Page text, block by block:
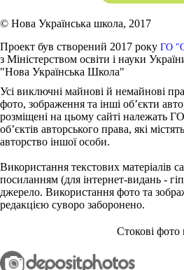
© Нова Українська школа, 2017
Проект був створений 2017 року ГО
з Міністерством освіти і науки
"Нова Українська Школа"
Усі виключні майнові й немайнові
фото, зображення та інші об’єкти
розміщені на цьому сайті належать
об’єктів авторського права, які
авторство іншої особи.
Використання текстових матеріалів
посиланням (для інтернет-видань -
джерело. Використання фото та
редакцією суворо заборонено.
Стокові фото